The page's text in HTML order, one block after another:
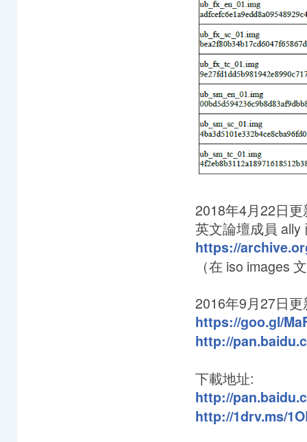
2018年4月22日更
英文論壇成員
https://
（在 iso images
2016年9月27日
https://goo.gl/
http://
下載地址:
http://
http://1drv.ms/